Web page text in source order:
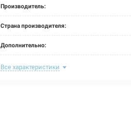
Производитель:
Страна производителя:
Дополнительно:
Цвет:
Все характеристики